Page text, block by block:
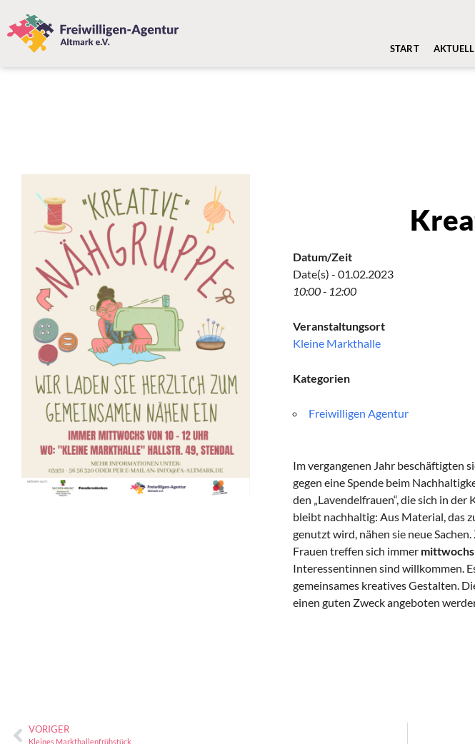
START
Datum/Zeit
Date(s) - 01.02.2023
10:00 - 12:00
Veranstaltungsort
Kleine Markthalle
Kategorien
Freiwilligen Agentur
Im vergangenen Jahr beschäftigten
gegen eine Spende beim
den „Lavendelfrauen“, die sich in
bleibt nachhaltig: Aus Material, das
genutzt wird, nähen sie neue
Frauen treffen sich immer
Interessentinnen sind willkommen.
gemeinsames kreatives Gestalten.
einen guten Zweck angeboten
VORIGER
Kleines Markthallenfrühstück